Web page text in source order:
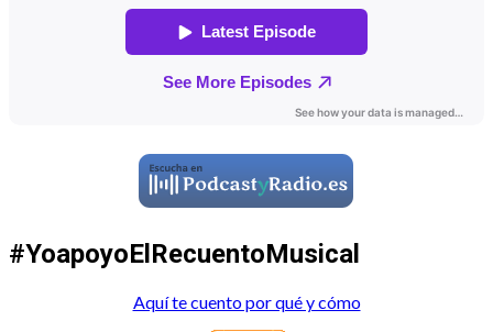
#YoapoyoElRecuentoMusical
Aquí te cuento por qué y cómo